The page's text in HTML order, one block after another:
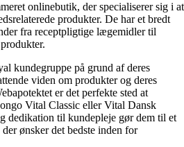
onlinebutik, der specialiserer sig i at
produkter. De har et bredt
fra receptpligtige lægemidler til
kundegruppe på grund af deres
viden om produkter og deres
er det perfekte sted at
Vital Classic eller Vital Dansk
dedikation til kundepleje gør dem til et
ønsker det bedste inden for